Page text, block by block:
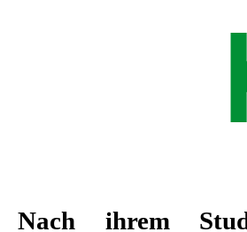
Nach ihrem